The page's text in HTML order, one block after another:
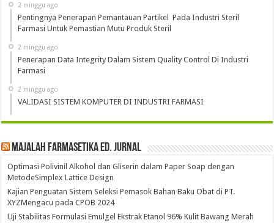
2 minggu ago
Pentingnya Penerapan Pemantauan Partikel Pada Industri Steril
Farmasi Untuk Pemastian Mutu Produk Steril
2 minggu ago
Penerapan Data Integrity Dalam Sistem Quality Control Di Industri
Farmasi
2 minggu ago
VALIDASI SISTEM KOMPUTER DI INDUSTRI FARMASI
Majalah Farmasetika Ed. Jurnal
Optimasi Polivinil Alkohol dan Gliserin dalam Paper Soap dengan
MetodeSimplex Lattice Design
Kajian Penguatan Sistem Seleksi Pemasok Bahan Baku Obat di PT.
XYZMengacu pada CPOB 2024
Uji Stabilitas Formulasi Emulgel Ekstrak Etanol 96% Kulit Bawang Merah